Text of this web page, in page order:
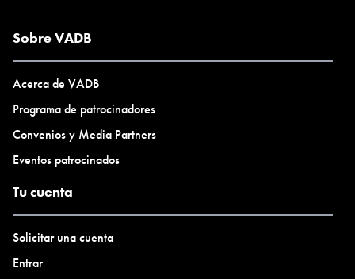
Sobre VADB
Acerca de VADB
Programa de patrocinadores
Convenios y Media Partners
Eventos patrocinados
Tu cuenta
Solicitar una cuenta
Entrar